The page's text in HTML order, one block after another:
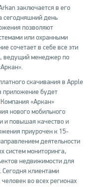
заключается в его
сегодняшний день
позволяют
или охранными
сочетает в себе все эти
ведущий менеджер по
скачивания в Apple
приложение будет
«Аркан»
нового мобильного
и повышая качество и
приурочен к 15-
деятельности
систем мониторинга,
недвижимости для
Сегодня клиентами
во всех регионах